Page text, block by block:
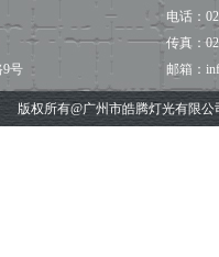
9号
电话：
传真：
邮箱：
版权所有@广州市皓腾灯光有限